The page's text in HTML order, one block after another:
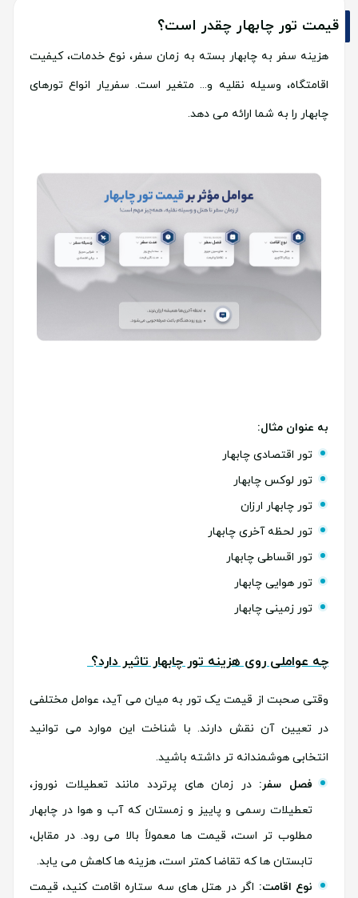
قیمت تور چابهار چقدر است؟
هزینه سفر به چابهار بسته به زمان سفر، نوع خدمات، کیفیت
اقامتگاه، وسیله نقلیه و... متغیر است. سفریار انواع تورهای
چابهار را به شما ارائه می دهد.
به عنوان مثال:
تور اقتصادی چابهار
تور لوکس چابهار
تور چابهار ارزان
تور لحظه آخری چابهار
تور اقساطی چابهار
تور هوایی چابهار
تور زمینی چابهار
چه عواملی روی هزینه تور چابهار تاثیر دارد؟
وقتی صحبت از قیمت یک تور به میان می آید، عوامل مختلفی
در تعیین آن نقش دارند. با شناخت این موارد می توانید
انتخابی هوشمندانه تر داشته باشید.
فصل سفر: در زمان های پرتردد مانند تعطیلات نوروز،
تعطیلات رسمی و پاییز و زمستان که آب و هوا در چابهار
مطلوب تر است، قیمت ها معمولاً بالا می رود. در مقابل،
تابستان ها که تقاضا کمتر است، هزینه ها کاهش می یابد.
نوع اقامت: اگر در هتل های سه ستاره اقامت کنید، قیمت